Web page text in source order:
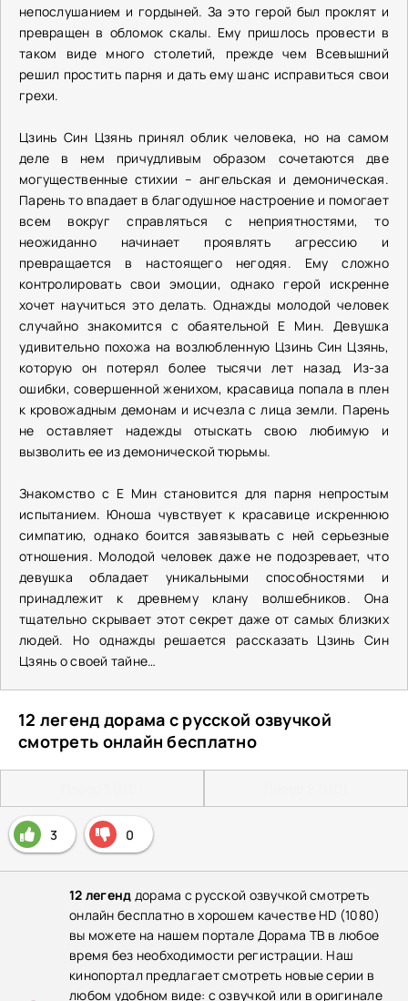
непослушанием и гордыней. За это герой был проклят и
превращен в обломок скалы. Ему пришлось провести в
таком виде много столетий, прежде чем Всевышний
решил простить парня и дать ему шанс исправиться свои
грехи.
Цзинь Син Цзянь принял облик человека, но на самом
деле в нем причудливым образом сочетаются две
могущественные стихии – ангельская и демоническая.
Парень то впадает в благодушное настроение и помогает
всем вокруг справляться с неприятностями, то
неожиданно начинает проявлять агрессию и
превращается в настоящего негодяя. Ему сложно
контролировать свои эмоции, однако герой искренне
хочет научиться это делать. Однажды молодой человек
случайно знакомится с обаятельной Е Мин. Девушка
удивительно похожа на возлюбленную Цзинь Син Цзянь,
которую он потерял более тысячи лет назад. Из-за
ошибки, совершенной женихом, красавица попала в плен
к кровожадным демонам и исчезла с лица земли. Парень
не оставляет надежды отыскать свою любимую и
вызволить ее из демонической тюрьмы.
Знакомство с Е Мин становится для парня непростым
испытанием. Юноша чувствует к красавице искреннюю
симпатию, однако боится завязывать с ней серьезные
отношения. Молодой человек даже не подозревает, что
девушка обладает уникальными способностями и
принадлежит к древнему клану волшебников. Она
тщательно скрывает этот секрет даже от самых близких
людей. Но однажды решается рассказать Цзинь Син
Цзянь о своей тайне…
12 легенд дорама с русской озвучкой
смотреть онлайн бесплатно
3 0
12 легенд дорама с русской озвучкой смотреть
онлайн бесплатно в хорошем качестве HD (1080)
вы можете на нашем портале Дорама ТВ в любое
время без необходимости регистрации. Наш
кинопортал предлагает смотреть новые серии в
любом удобном виде: с озвучкой или в оригинале